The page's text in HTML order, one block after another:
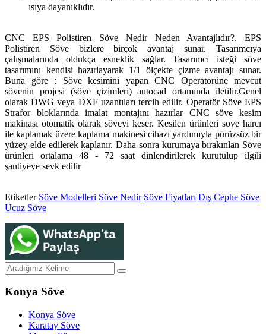
ısıya dayanıklıdır.
CNC EPS Polistiren Söve Nedir Neden Avantajlıdır?. EPS
Polistiren Söve bizlere birçok avantaj sunar. Tasarımcıya
çalışmalarında oldukça esneklik sağlar. Tasarımcı isteği söve
tasarımını kendisi hazırlayarak 1/1 ölçekte çizme avantajı sunar.
Buna göre : Söve kesimini yapan CNC Operatörüne mevcut
sövenin projesi (söve çizimleri) autocad ortamında iletilir.Genel
olarak DWG veya DXF uzantıları tercih edilir. Operatör Söve EPS
Strafor bloklarında imalat montajını hazırlar CNC söve kesim
makinası otomatik olarak söveyi keser. Kesilen ürünleri söve harcı
ile kaplamak üzere kaplama makinesi cihazı yardımıyla pürüzsüz bir
yüzey elde edilerek kaplanır. Daha sonra kurumaya bırakınlan Söve
ürünleri ortalama 48 - 72 saat dinlendirilerek kurutulup ilgili
şantiyeye sevk edilir
Etiketler Söve Modelleri Söve Nedir Söve Fiyatları Dış Cephe Söve
Ucuz Söve
Konya Söve
Konya Söve
Karatay Söve